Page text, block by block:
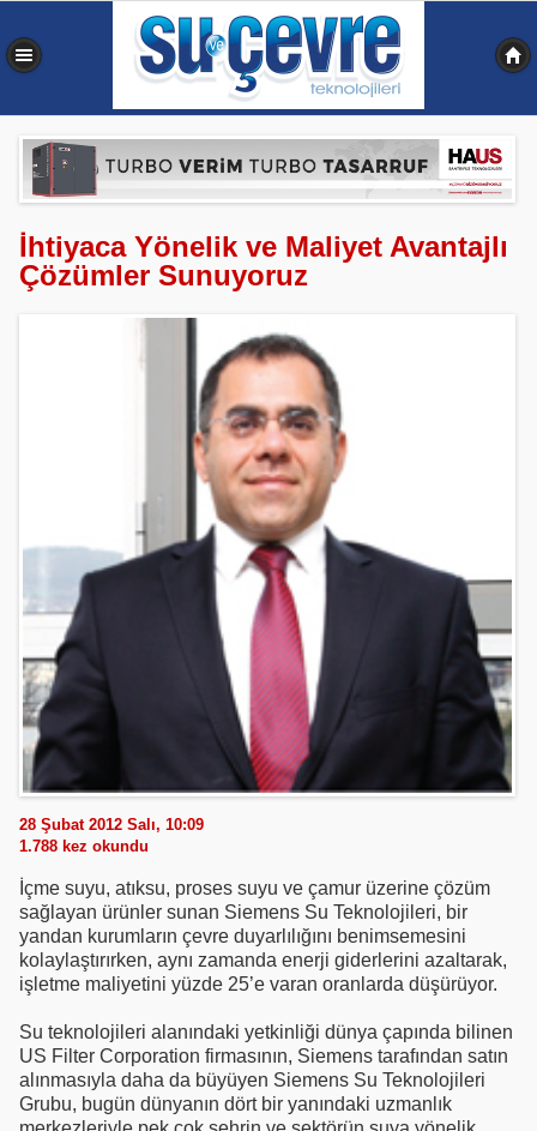
İhtiyaca Yönelik ve Maliyet Avantajlı
Çözümler Sunuyoruz
28 Şubat 2012 Salı, 10:09
1.788 kez okundu
İçme suyu, atıksu, proses suyu ve çamur üzerine çözüm
sağlayan ürünler sunan Siemens Su Teknolojileri, bir
yandan kurumların çevre duyarlılığını benimsemesini
kolaylaştırırken, aynı zamanda enerji giderlerini azaltarak,
işletme maliyetini yüzde 25’e varan oranlarda düşürüyor.
Su teknolojileri alanındaki yetkinliği dünya çapında bilinen
US Filter Corporation firmasının, Siemens tarafından satın
alınmasıyla daha da büyüyen Siemens Su Teknolojileri
Grubu, bugün dünyanın dört bir yanındaki uzmanlık
0,346 sn